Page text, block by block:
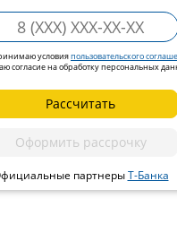
условияпользовательского
согласие на обработку персональных
Рассчитать
Оформить рассрочку
партнерыТ-Банка